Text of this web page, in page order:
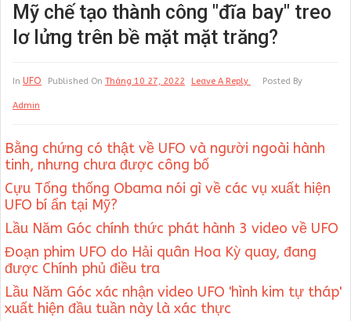
Mỹ chế tạo thành công "đĩa bay" treo
lơ lửng trên bề mặt mặt trăng?
In UFO Published On Tháng 10 27, 2022 Leave A Reply Posted By
Admin
Bằng chứng có thật về UFO và người ngoài hành
tinh, nhưng chưa được công bố
Cựu Tổng thống Obama nói gì về các vụ xuất hiện
UFO bí ẩn tại Mỹ?
Lầu Năm Góc chính thức phát hành 3 video về UFO
Đoạn phim UFO do Hải quân Hoa Kỳ quay, đang
được Chính phủ điều tra
Lầu Năm Góc xác nhận video UFO 'hình kim tự tháp'
xuất hiện đầu tuần này là xác thực